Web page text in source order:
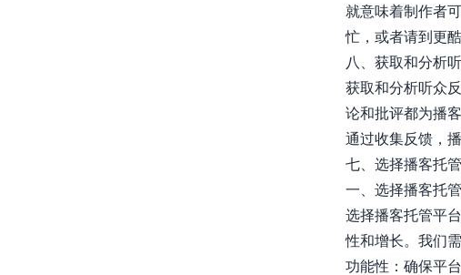
就意味着制作者
忙，或者请到更
八、获取和分析
获取和分析听众
论和批评都为播
通过收集反馈，
七、选择播客托
一、选择播客托
选择播客托管平
性和增长。我们
功能性：确保平